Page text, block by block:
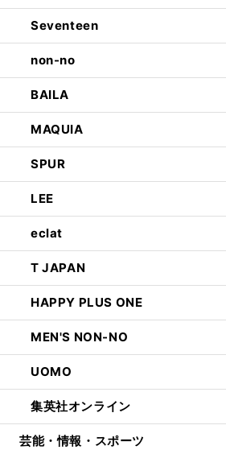
Seventeen
non-no
BAILA
MAQUIA
SPUR
LEE
eclat
T JAPAN
HAPPY PLUS ONE
MEN'S NON-NO
UOMO
集英社オンライン
芸能・情報・スポーツ